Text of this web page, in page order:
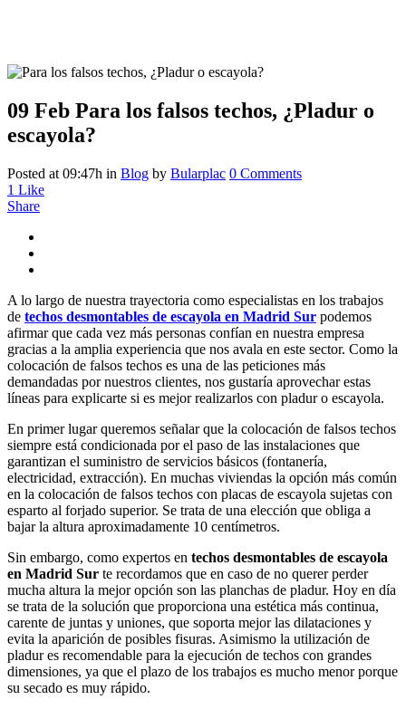
09 Feb Para los falsos techos, ¿Pladur o
escayola?
Posted at 09:47h in Blog by Bularplac 0 Comments
1 Like
Share
A lo largo de nuestra trayectoria como especialistas en los trabajos
de techos desmontables de escayola en Madrid Sur podemos
afirmar que cada vez más personas confían en nuestra empresa
gracias a la amplia experiencia que nos avala en este sector. Como la
colocación de falsos techos es una de las peticiones más
demandadas por nuestros clientes, nos gustaría aprovechar estas
líneas para explicarte si es mejor realizarlos con pladur o escayola.
En primer lugar queremos señalar que la colocación de falsos techos
siempre está condicionada por el paso de las instalaciones que
garantizan el suministro de servicios básicos (fontanería,
electricidad, extracción). En muchas viviendas la opción más común
en la colocación de falsos techos con placas de escayola sujetas con
esparto al forjado superior. Se trata de una elección que obliga a
bajar la altura aproximadamente 10 centímetros.
Sin embargo, como expertos en techos desmontables de escayola
en Madrid Sur te recordamos que en caso de no querer perder
mucha altura la mejor opción son las planchas de pladur. Hoy en día
se trata de la solución que proporciona una estética más continua,
carente de juntas y uniones, que soporta mejor las dilataciones y
evita la aparición de posibles fisuras. Asimismo la utilización de
pladur es recomendable para la ejecución de techos con grandes
dimensiones, ya que el plazo de los trabajos es mucho menor porque
su secado es muy rápido.